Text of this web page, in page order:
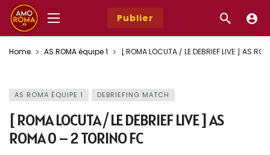
Publier
Home AS ROMA équipe 1 [ ROMA LOCUTA / LE DEBRIEF LIVE ] AS
AS ROMA ÉQUIPE 1 DEBRIEFING MATCH
[ ROMA LOCUTA / LE DEBRIEF LIVE ] AS
ROMA 0 – 2 TORINO FC